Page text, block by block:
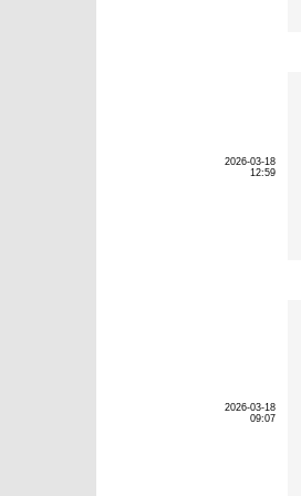
2026-03-18
12:59
2026-03-18
09:07